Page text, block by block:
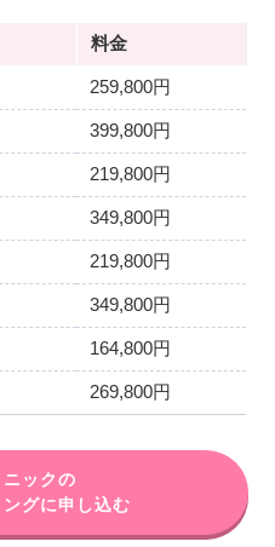
料金
259,800円
399,800円
219,800円
349,800円
219,800円
349,800円
164,800円
269,800円
ニックの
グに申し込む